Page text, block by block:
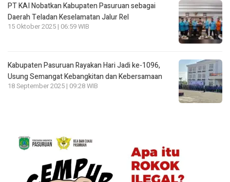
PT KAI Nobatkan Kabupaten Pasuruan sebagai
Daerah Teladan Keselamatan Jalur Rel
15 Oktober 2025 | 06:59 WIB
Kabupaten Pasuruan Rayakan Hari Jadi ke-1096,
Usung Semangat Kebangkitan dan Kebersamaan
18 September 2025 | 09:28 WIB